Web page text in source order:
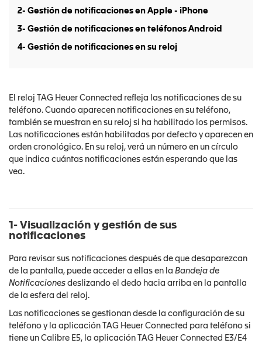
2- Gestión de notificaciones en Apple - iPhone
3- Gestión de notificaciones en teléfonos Android
4- Gestión de notificaciones en su reloj
El reloj TAG Heuer Connected refleja las notificaciones de su
teléfono. Cuando aparecen notificaciones en su teléfono,
también se muestran en su reloj si ha habilitado los permisos.
Las notificaciones están habilitadas por defecto y aparecen en
orden cronológico. En su reloj, verá un número en un círculo
que indica cuántas notificaciones están esperando que las
vea.
1- Visualización y gestión de sus
notificaciones
Para revisar sus notificaciones después de que desaparezcan
de la pantalla, puede acceder a ellas en la Bandeja de
Notificaciones deslizando el dedo hacia arriba en la pantalla
de la esfera del reloj.
Las notificaciones se gestionan desde la configuración de su
teléfono y la aplicación TAG Heuer Connected para teléfono si
tiene un Calibre E5, la aplicación TAG Heuer Connected E3/E4